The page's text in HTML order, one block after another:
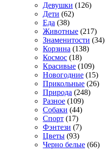
Девушки (126)
Дети (62)
Еда (38)
Животные (217)
Знаменитости (34)
Корзина (138)
Космос (18)
Красивые (109)
Новогодние (15)
Прикольные (26)
Природа (248)
Разное (109)
Собаки (44)
Спорт (17)
Фэнтези (7)
Цветы (93)
Черно белые (66)